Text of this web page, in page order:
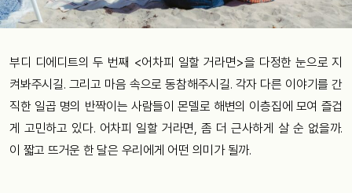
부디 디에디트의 두 번째 <어차피 일할 거라면>을 다정한 눈으로 지
켜봐주시길. 그리고 마음 속으로 동참해주시길. 각자 다른 이야기를 간
직한 일곱 명의 반짝이는 사람들이 몬델로 해변의 이층집에 모여 즐겁
게 고민하고 있다. 어차피 일할 거라면, 좀 더 근사하게 살 순 없을까.
이 짧고 뜨거운 한 달은 우리에게 어떤 의미가 될까.